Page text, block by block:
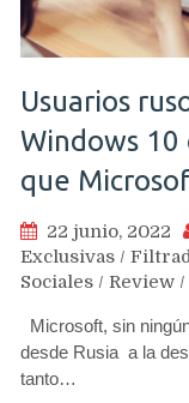
Usuarios
Windows 10
que
22 junio, 2022
Exclusivas /
Sociales / Review /
Microsoft, sin
desde Rusia a la
tanto…